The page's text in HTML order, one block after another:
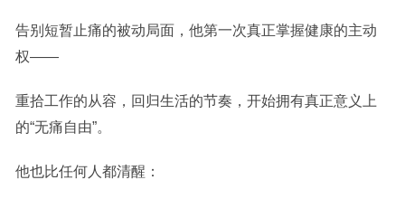
告别短暂止痛的被动局面，他第一次真正掌握健康的主动
权——
重拾工作的从容，回归生活的节奏，开始拥有真正意义上
的“无痛自由”。
他也比任何人都清醒：